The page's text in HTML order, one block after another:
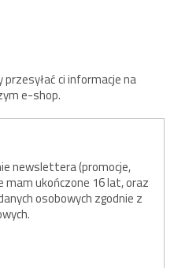
ci informacje na
e-shop.
newslettera (promocje,
mam ukończone 16 lat, oraz
osobowych zgodnie z